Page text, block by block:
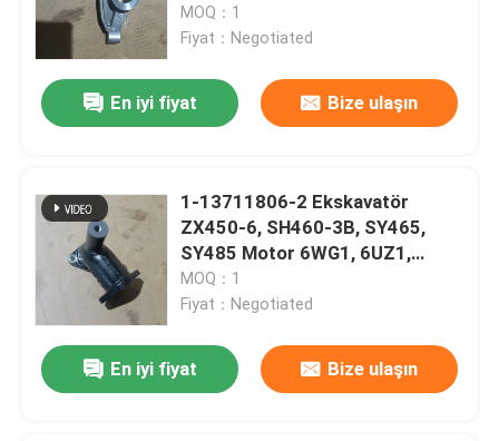
için Giriş Valvu Salkım kolu
MOQ：1
Fiyat：Negotiated
En iyi fiyat Bize ulaşın
1-13711806-2 Ekskavatör
ZX450-6, SH460-3B, SY465,
SY485 Motor 6WG1, 6UZ1,
6WF1, 6WA1 için Termostat
Kapağı
MOQ：1
Fiyat：Negotiated
En iyi fiyat Bize ulaşın